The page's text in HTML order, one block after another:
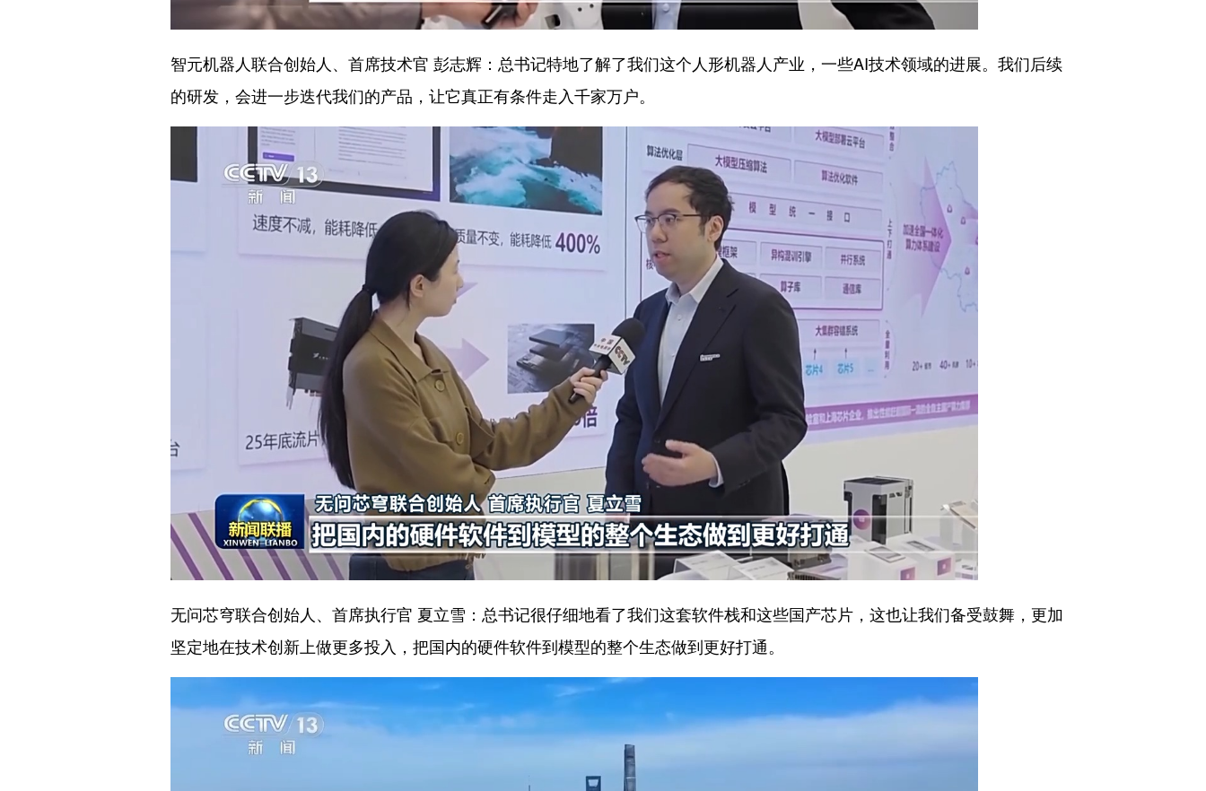
智元机器人联合创始人、首席技术官 彭志辉：
总书记特地了解了我们这个人形机器人产业，一些AI技术领域的进展。我们后续
的研发，会进一步迭代我们的产品，让它真正有条件走入千家万户。
无问芯穹联合创始人、首席执行官 夏立雪 ： 总书记很仔细地看了我们这套软件栈和这些国产芯片，这也让我们备受鼓舞，更加
坚定地在技术创新上做更多投入，把国内的硬件软件到模型的整个生态做到更好打通。